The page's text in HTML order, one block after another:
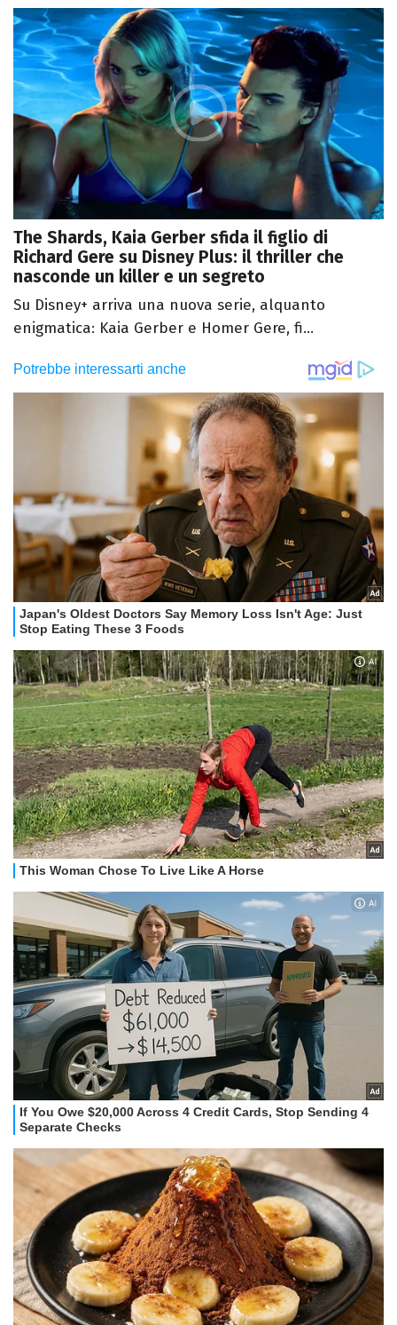
The Shards, Kaia Gerber sfida il figlio di
Richard Gere su Disney Plus: il thriller che
nasconde un killer e un segreto
Su Disney+ arriva una nuova serie, alquanto
enigmatica: Kaia Gerber e Homer Gere, fi...